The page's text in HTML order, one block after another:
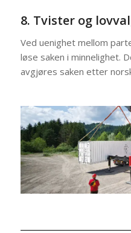
8. Tvister og
Ved uenighet mellom
løse saken i minnelighet.
avgjøres saken etter